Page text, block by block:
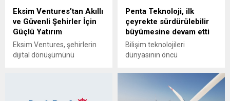
Eksim Ventures’tan Akıllı
ve Güvenli Şehirler İçin
Güçlü Yatırım
Eksim Ventures, şehirlerin
dijital dönüşümünü
EchoTwin AI’a yatırım yaptı.
Penta Teknoloji, ilk
çeyrekte sürdürülebilir
büyümesine devam etti
Bilişim teknolojileri
dünyasının öncü
Teknoloji, 2026 yılının ilk üç
ayında istikrarlı bir finansal
performans sergiledi.